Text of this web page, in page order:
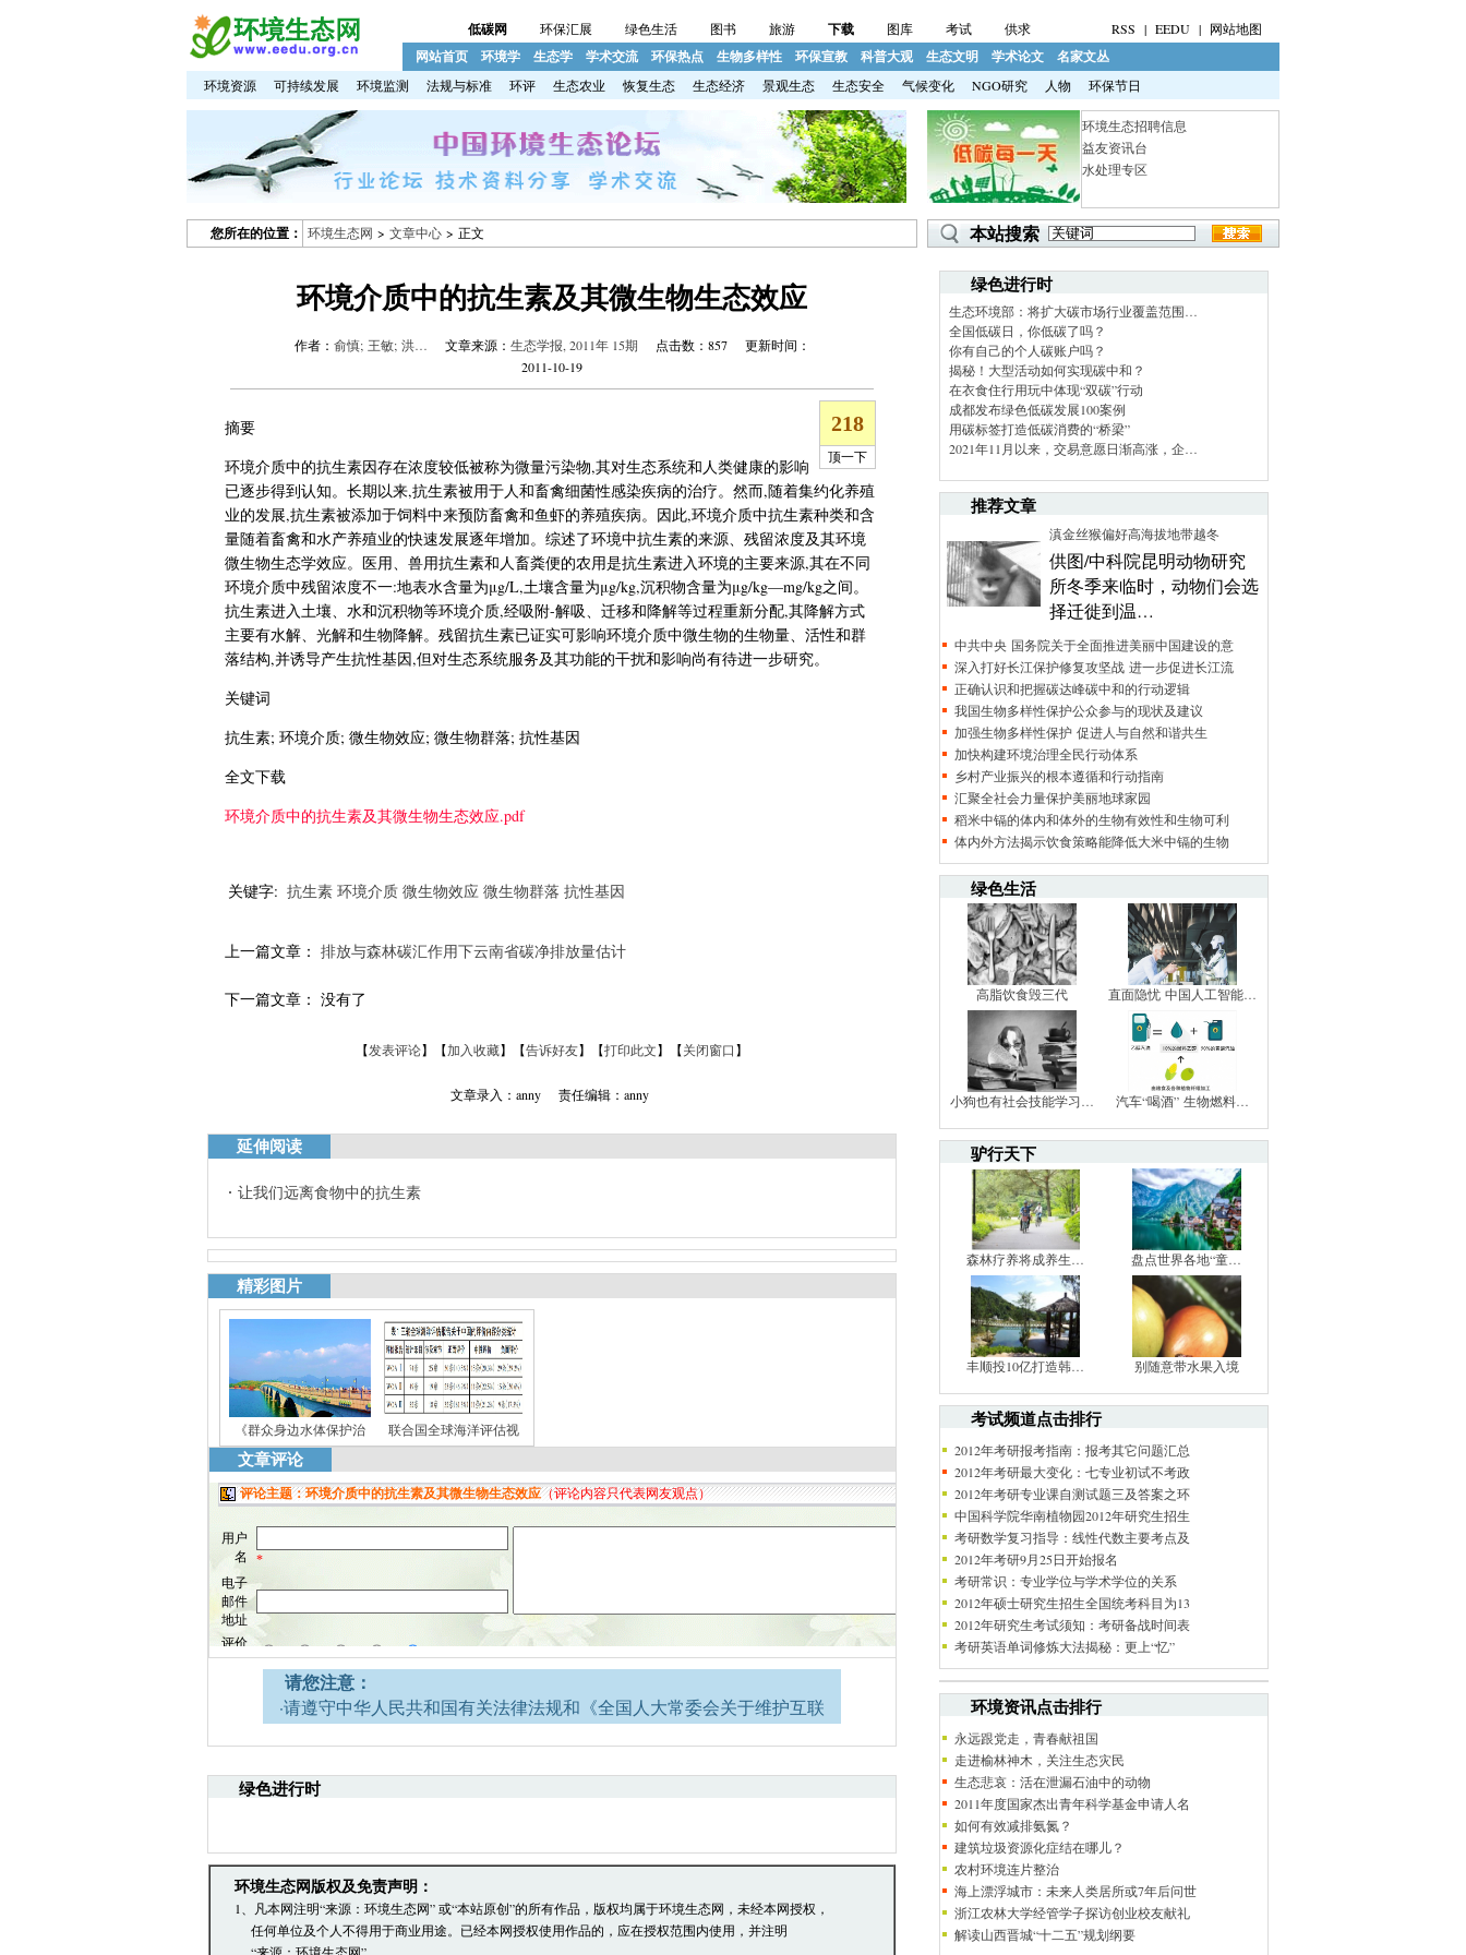
低碳网 环保汇展 绿色生活 图书 旅游 下载 图库 考试 供求 RSS | EEDU | 网站地图
网站首页 环境学 生态学 学术交流 环保热点 生物多样性 环保宣教 科普大观 生态文明 学术论文 名家文丛
环境资源 可持续发展 环境监测 法规与标准 环评 生态农业 恢复生态 生态经济 景观生态 生态安全 气候变化 NGO研究 人物 环保节日
环境生态招聘信息
益友资讯台
水处理专区
您所在的位置： 环境生态网 > 文章中心 > 正文 本站搜索
环境介质中的抗生素及其微生物生态效应
作者： 俞慎; 王敏; 洪… 文章来源： 生态学报, 2011年 15期 点击数： 857 更新时间：
2011-10-19
摘要
环境介质中的抗生素因存在浓度较低被称为微量污染物,其对生态系统和人类健康的影响
已逐步得到认知。长期以来,抗生素被用于人和畜禽细菌性感染疾病的治疗。然而,随着集约化养殖
业的发展,抗生素被添加于饲料中来预防畜禽和鱼虾的养殖疾病。因此,环境介质中抗生素种类和含
量随着畜禽和水产养殖业的快速发展逐年增加。综述了环境中抗生素的来源、残留浓度及其环境
微生物生态学效应。医用、兽用抗生素和人畜粪便的农用是抗生素进入环境的主要来源,其在不同
环境介质中残留浓度不一:地表水含量为μg/L,土壤含量为μg/kg,沉积物含量为μg/kg—mg/kg之间。
抗生素进入土壤、水和沉积物等环境介质,经吸附-解吸、迁移和降解等过程重新分配,其降解方式
主要有水解、光解和生物降解。残留抗生素已证实可影响环境介质中微生物的生物量、活性和群
落结构,并诱导产生抗性基因,但对生态系统服务及其功能的干扰和影响尚有待进一步研究。
关键词
抗生素; 环境介质; 微生物效应; 微生物群落; 抗性基因
全文下载
环境介质中的抗生素及其微生物生态效应.pdf
关键字: 抗生素 环境介质 微生物效应 微生物群落 抗性基因
上一篇文章： 排放与森林碳汇作用下云南省碳净排放量估计
下一篇文章： 没有了
【发表评论】【加入收藏】【告诉好友】【打印此文】【关闭窗口】
文章录入：anny 责任编辑：anny
延伸阅读
让我们远离食物中的抗生素
精彩图片
《群众身边水体保护治 联合国全球海洋评估视
文章评论
请您注意：
·请遵守中华人民共和国有关法律法规和《全国人大常委会关于维护互联
引起的法律责任。
·发表本评论即表明您已经阅读并接受上述条款，如您对管理有意见请向
文章跟帖管理员反映。
绿色进行时
环境生态网版权及免责声明：
1、凡本网注明“来源：环境生态网” 或“本站原创”的所有作品，版权均属于环境生态网，未经本网授权，
任何单位及个人不得用于商业用途。已经本网授权使用作品的，应在授权范围内使用，并注明
绿色进行时
生态环境部：将扩大碳市场行业覆盖范围…
全国低碳日，你低碳了吗？
你有自己的个人碳账户吗？
揭秘！大型活动如何实现碳中和？
在衣食住行用玩中体现“双碳”行动
成都发布绿色低碳发展100案例
用碳标签打造低碳消费的“桥梁”
2021年11月以来，交易意愿日渐高涨，企…
推荐文章
滇金丝猴偏好高海拔地带越冬
供图/中科院昆明动物研究
所冬季来临时，动物们会选
择迁徙到温…
中共中央 国务院关于全面推进美丽中国建设的意
深入打好长江保护修复攻坚战 进一步促进长江流
正确认识和把握碳达峰碳中和的行动逻辑
我国生物多样性保护公众参与的现状及建议
加强生物多样性保护 促进人与自然和谐共生
加快构建环境治理全民行动体系
乡村产业振兴的根本遵循和行动指南
汇聚全社会力量保护美丽地球家园
稻米中镉的体内和体外的生物有效性和生物可利
体内外方法揭示饮食策略能降低大米中镉的生物
绿色生活
高脂饮食毁三代 直面隐忧 中国人工智能…
小狗也有社会技能学习… 汽车“喝酒” 生物燃料…
驴行天下
森林疗养将成养生… 盘点世界各地“童…
丰顺投10亿打造韩… 别随意带水果入境
考试频道点击排行
2012年考研报考指南：报考其它问题汇总
2012年考研最大变化：七专业初试不考政
2012年考研专业课自测试题三及答案之环
中国科学院华南植物园2012年研究生招生
考研数学复习指导：线性代数主要考点及
2012年考研9月25日开始报名
考研常识：专业学位与学术学位的关系
2012年硕士研究生招生全国统考科目为13
2012年研究生考试须知：考研备战时间表
考研英语单词修炼大法揭秘：更上“忆”
环境资讯点击排行
永远跟党走，青春献祖国
走进榆林神木，关注生态灾民
生态悲哀：活在泄漏石油中的动物
2011年度国家杰出青年科学基金申请人名
如何有效减排氨氮？
建筑垃圾资源化症结在哪儿？
农村环境连片整治
海上漂浮城市：未来人类居所或7年后问世
浙江农林大学经管学子探访创业校友献礼
解读山西晋城“十二五”规划纲要